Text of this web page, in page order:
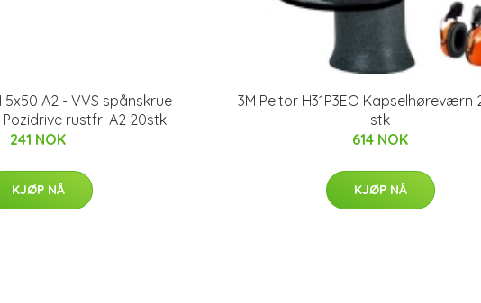
5x50 A2 - VVS spånskrue
rustfri A2 20stk
241 NOK
KJØP NÅ
3M Peltor H31P3EO Kapselhøreværn
stk
614 NOK
KJØP NÅ